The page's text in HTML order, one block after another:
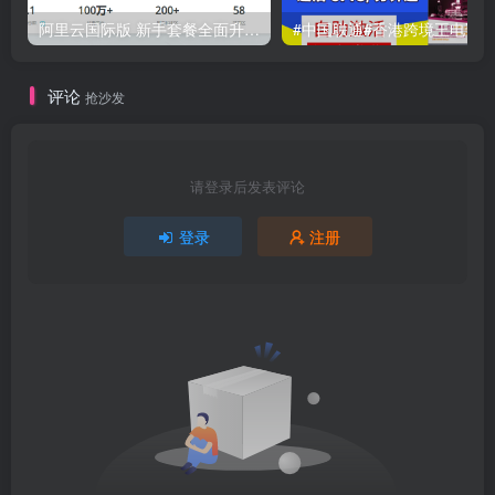
阿里云国际版 新手套餐全面升级（2.0版）新加坡等海外节点 最低2.5美元/月 T5实例 1核 512M内存 30M宽带 1T定向流量 限时特价
评论 抢沙发
请登录后发表评论
登录 注册